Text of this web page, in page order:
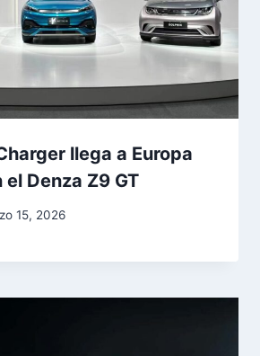
llega a Europa
Denza Z9 GT
15, 2026